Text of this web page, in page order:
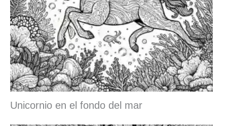
Unicornio en el fondo del mar